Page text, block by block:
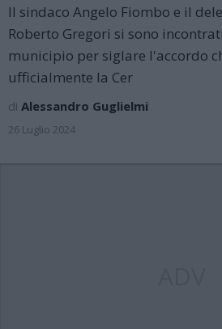
Il sindaco Angelo Fiombo e il
Roberto Gregori si sono
municipio per siglare l'accordo
ufficialmente la Cer
di Alessandro Guglielmi
26 Luglio 2024